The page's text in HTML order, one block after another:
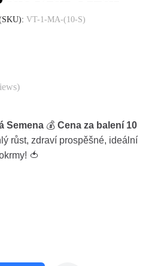
VT-1-MA-(10-S)
Semena 💰 Cena za balení 10
růst, zdraví prospěšné, ideální
🍅